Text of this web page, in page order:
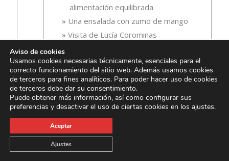
alimentación equilibrada
Una ensalada con zumo de mango
Visita de Lucía Corominas
saludables
Zumo de fruta para la inflamación
Zumo de fruta para llevar a la playa
Zumo de fruta y salud dental
Zumo de frutas alimento ideal para
deportistas
Zumo de tomate, tu mejor aliado contra la
Aviso de cookies
Usamos cookies necesarias técnicamente, esenciales para el
correcto funcionamiento del sitio web. Además usamos cookies
de terceros para fines analíticos. Para poder hacer uso de cookies
de terceros debe dar su consentimiento.
Puede obtener más información, así como configurar sus
preferencias y desactivar el uso de ciertas cookies en los ajustes.
Aceptar
Ajustes